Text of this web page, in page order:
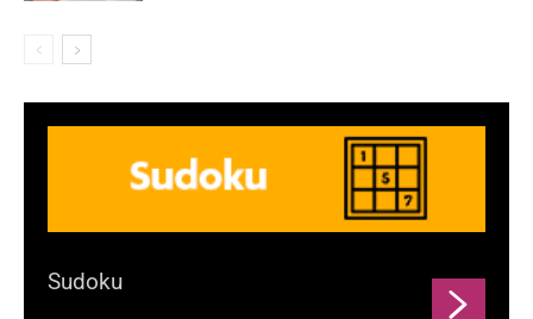
Sudoku